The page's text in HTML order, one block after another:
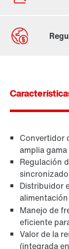
Convertidor
amplia
Regulación
Distribuidor
Manejo de
eficiente
Valor de la
(integrada